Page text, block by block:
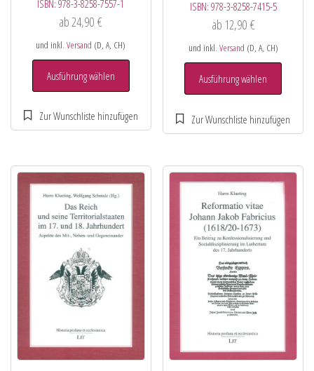
ISBN:978-3-8258-7557-1
ab 24,90€
und inkl.Versand (D, A, CH)
Ausführung wählen
ISBN: 978-3-8258-7415-5
ab 12,90 €
und inkl. Versand (D, A, CH)
Ausführung wählen